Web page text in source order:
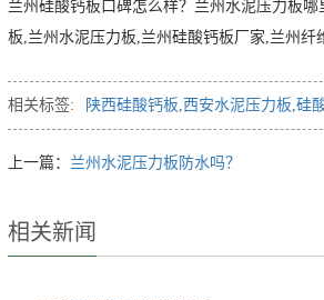
兰州硅酸钙板口碑怎么样？兰州水泥压力板
板,兰州水泥压力板,兰州硅酸钙板厂家,兰州纤
相关标签: 陕西硅酸钙板,西安水泥压力板,硅
上一篇： 兰州水泥压力板防水吗？
相关新闻